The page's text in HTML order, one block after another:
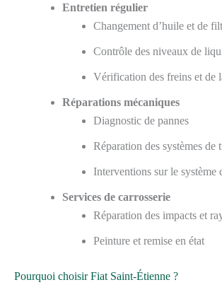
Entretien régulier
Changement d’huile et de
Contrôle des niveaux de
Vérification des freins et de
Réparations mécaniques
Diagnostic de pannes
Réparation des systèmes de
Interventions sur le système
Services de carrosserie
Réparation des impacts et
Peinture et remise en état
Pourquoi choisir Fiat Saint-Étienne ?